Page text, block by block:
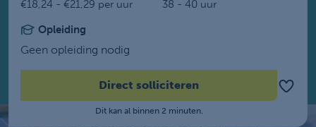
€18,24 - €21,29 per uur
38 - 40 uur
Opleiding
Geen opleiding nodig
Direct solliciteren
Dit kan al binnen 2 minuten.